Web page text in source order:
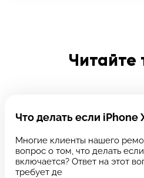
Читайте
Что делать если iPhone
Многие клиенты нашего
вопрос о том, что делать
включается? Ответ на этот
требует де